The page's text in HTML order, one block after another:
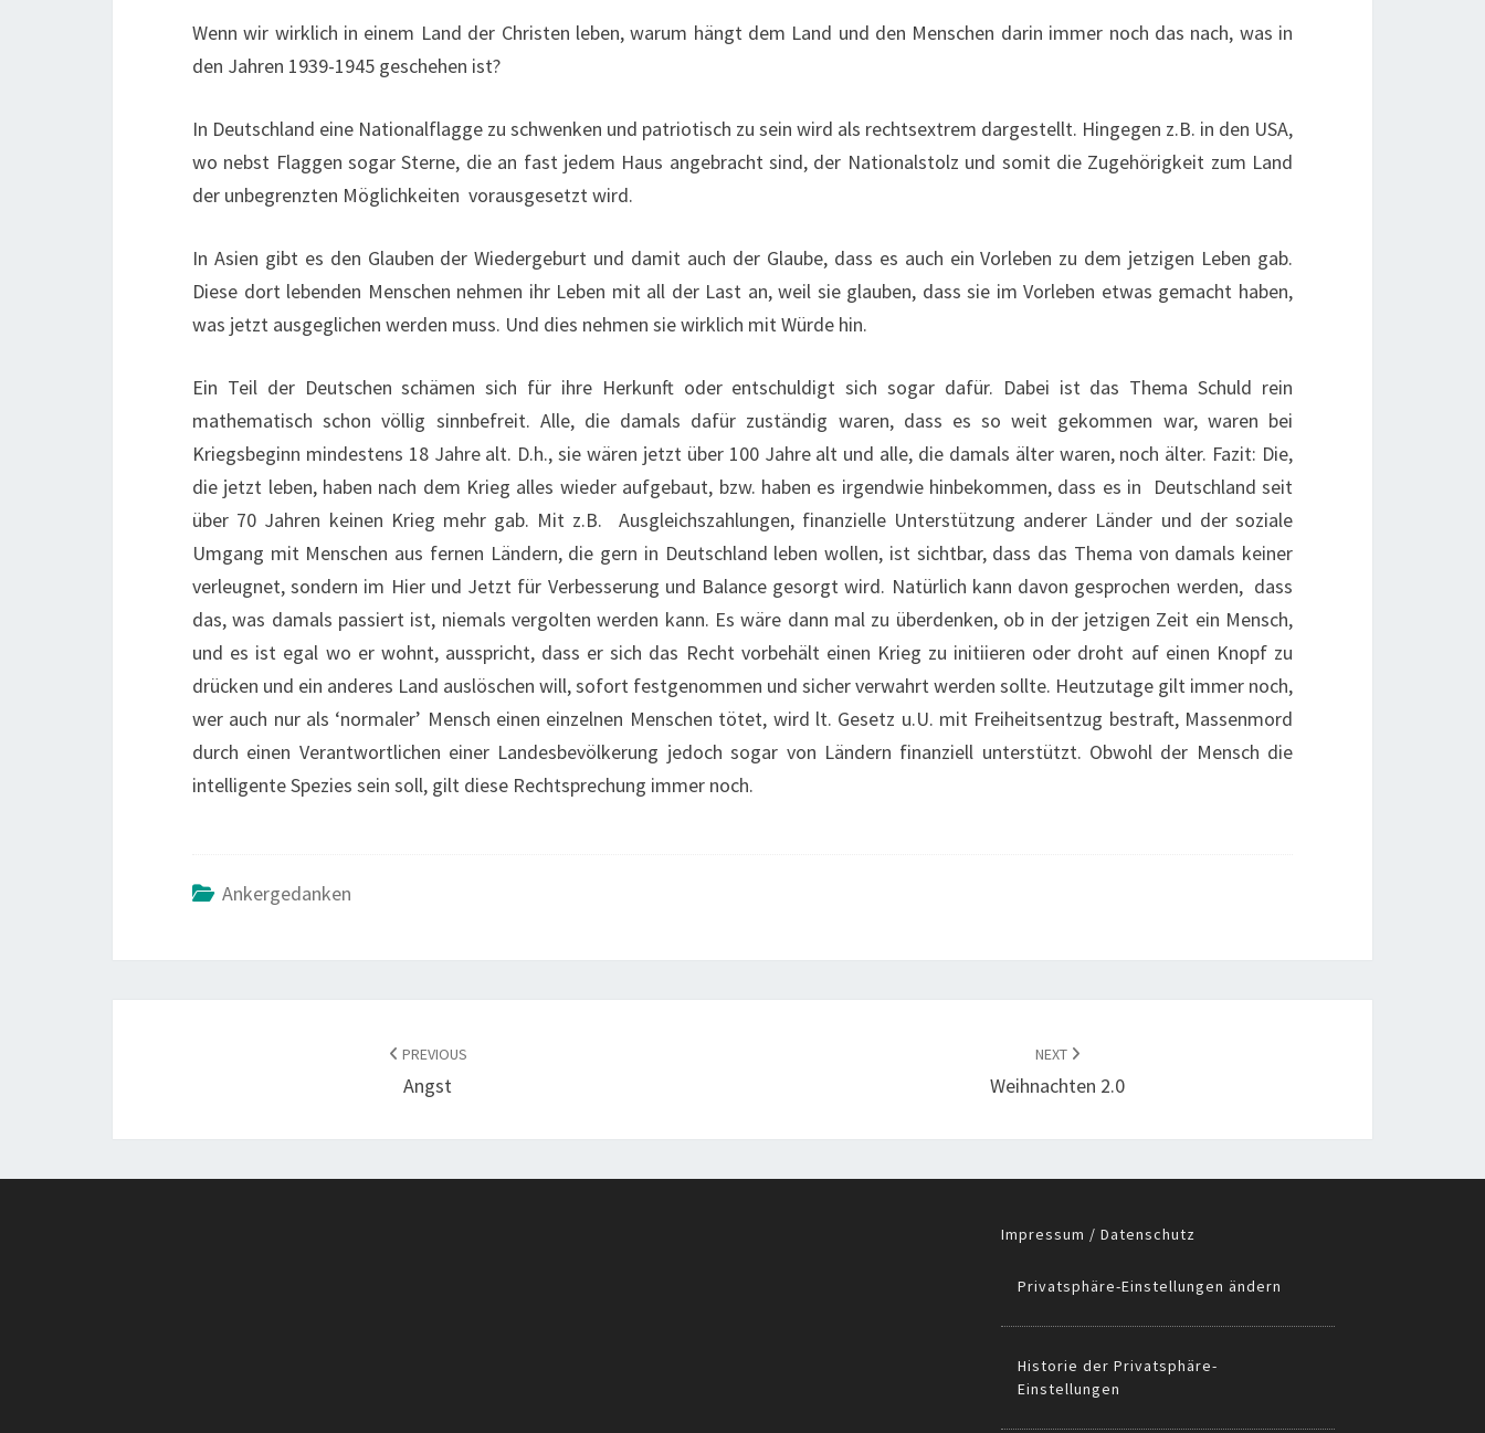
Wenn wir wirklich in einem Land der Christen leben, warum hängt dem Land und den Menschen darin immer noch das nach, was in
den Jahren 1939-1945 geschehen ist?
In Deutschland eine Nationalflagge zu schwenken und patriotisch zu sein wird als rechtsextrem dargestellt. Hingegen z.B. in den USA,
wo nebst Flaggen sogar Sterne, die an fast jedem Haus angebracht sind, der Nationalstolz und somit die Zugehörigkeit zum Land
der unbegrenzten Möglichkeiten vorausgesetzt wird.
In Asien gibt es den Glauben der Wiedergeburt und damit auch der Glaube, dass es auch ein Vorleben zu dem jetzigen Leben gab.
Diese dort lebenden Menschen nehmen ihr Leben mit all der Last an, weil sie glauben, dass sie im Vorleben etwas gemacht haben,
was jetzt ausgeglichen werden muss. Und dies nehmen sie wirklich mit Würde hin.
Ein Teil der Deutschen schämen sich für ihre Herkunft oder entschuldigt sich sogar dafür. Dabei ist das Thema Schuld rein
mathematisch schon völlig sinnbefreit. Alle, die damals dafür zuständig waren, dass es so weit gekommen war, waren bei
Kriegsbeginn mindestens 18 Jahre alt. D.h., sie wären jetzt über 100 Jahre alt und alle, die damals älter waren, noch älter. Fazit: Die,
die jetzt leben, haben nach dem Krieg alles wieder aufgebaut, bzw. haben es irgendwie hinbekommen, dass es in Deutschland seit
über 70 Jahren keinen Krieg mehr gab. Mit z.B. Ausgleichszahlungen, finanzielle Unterstützung anderer Länder und der soziale
Umgang mit Menschen aus fernen Ländern, die gern in Deutschland leben wollen, ist sichtbar, dass das Thema von damals keiner
verleugnet, sondern im Hier und Jetzt für Verbesserung und Balance gesorgt wird. Natürlich kann davon gesprochen werden, dass
das, was damals passiert ist, niemals vergolten werden kann. Es wäre dann mal zu überdenken, ob in der jetzigen Zeit ein Mensch,
und es ist egal wo er wohnt, ausspricht, dass er sich das Recht vorbehält einen Krieg zu initiieren oder droht auf einen Knopf zu
drücken und ein anderes Land auslöschen will, sofort festgenommen und sicher verwahrt werden sollte. Heutzutage gilt immer noch,
wer auch nur als ‘normaler’ Mensch einen einzelnen Menschen tötet, wird lt. Gesetz u.U. mit Freiheitsentzug bestraft, Massenmord
durch einen Verantwortlichen einer Landesbevölkerung jedoch sogar von Ländern finanziell unterstützt. Obwohl der Mensch die
intelligente Spezies sein soll, gilt diese Rechtsprechung immer noch.
Ankergedanken
PREVIOUS
Angst
NEXT
Weihnachten 2.0
Impressum / Datenschutz
Privatsphäre-Einstellungen ändern
Historie der Privatsphäre-
Einstellungen